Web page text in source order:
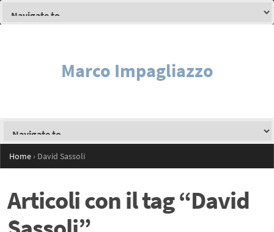
Marco Impagliazzo
Home › David Sassoli
Articoli con il tag “David